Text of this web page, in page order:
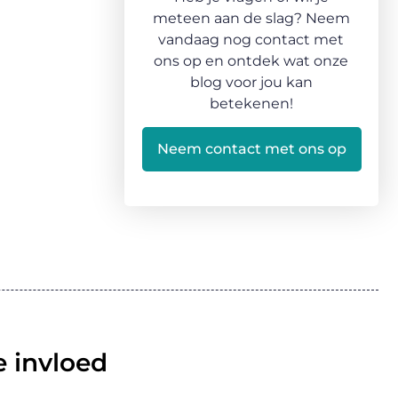
meteen aan de slag? Neem
vandaag nog contact met
ons op en ontdek wat onze
blog voor jou kan
betekenen!
Neem contact met ons op
invloed